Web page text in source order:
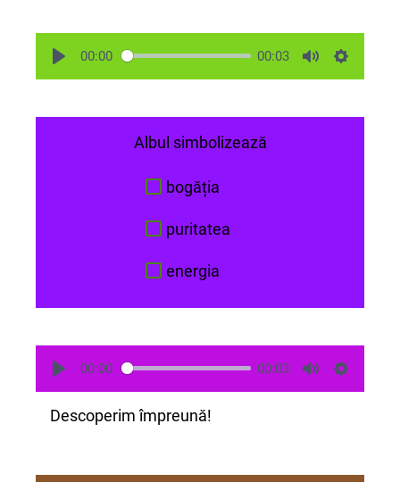
00:00 00:03
Albul simbolizează
bogăția
puritatea
energia
00:00 00:03
Descoperim împreună!